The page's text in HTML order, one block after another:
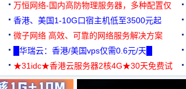
万恒网络-国内高防物理服务器，多种配置仅
99元/月起
香港、美国1-10G口宿主机低至3500元起
微子网络 高效、可靠的网络服务解决方案
█华瑞云：香港/美国vps仅需0.6元/天█
★31idc★香港云服务器2核4G★30天免费试
用◆